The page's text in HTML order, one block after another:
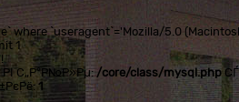
where `useragent`='Mozilla/5.0
1
РІ С„Р°Р№Р»Рµ:/core/class/mysql.php
1